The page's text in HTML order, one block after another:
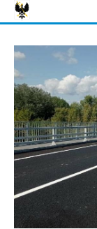
Skip
to